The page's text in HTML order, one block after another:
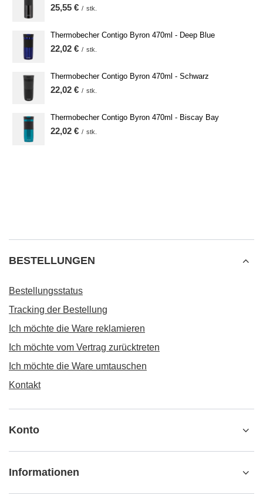
25,55 € / stk.
Thermobecher Contigo Byron 470ml - Deep Blue
22,02 € / stk.
Thermobecher Contigo Byron 470ml - Schwarz
22,02 € / stk.
Thermobecher Contigo Byron 470ml - Biscay Bay
22,02 € / stk.
BESTELLUNGEN
Bestellungsstatus
Tracking der Bestellung
Ich möchte die Ware reklamieren
Ich möchte vom Vertrag zurücktreten
Ich möchte die Ware umtauschen
Kontakt
Konto
Informationen